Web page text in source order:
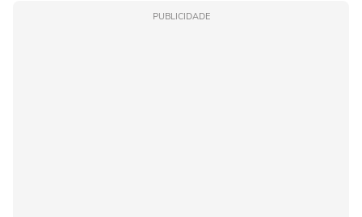
PUBLICIDADE